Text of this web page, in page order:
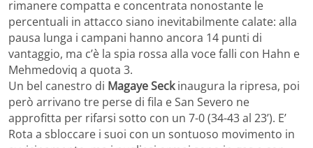
rimanere compatta e concentrata nonostante le
percentuali in attacco siano inevitabilmente calate: alla
pausa lunga i campani hanno ancora 14 punti di
vantaggio, ma c’è la spia rossa alla voce falli con Hahn e
Mehmedoviq a quota 3.
Un bel canestro di Magaye Seckinaugura la ripresa, poi
però arrivano tre perse di fila e San Severo ne
approfitta per rifarsi sotto con un 7-0 (34-43 al 23’). E’
Rota a sbloccare i suoi con un sontuoso movimento in